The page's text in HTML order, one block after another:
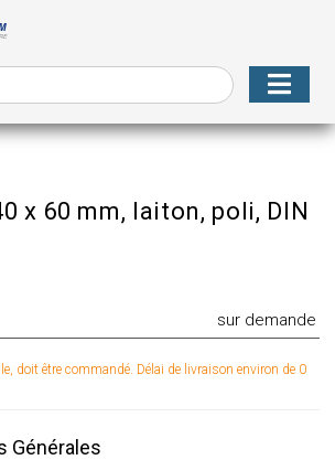
x 60 mm, laiton, poli, DIN
sur demande
doit être commandé. Délai de livraison environ de 0
Générales